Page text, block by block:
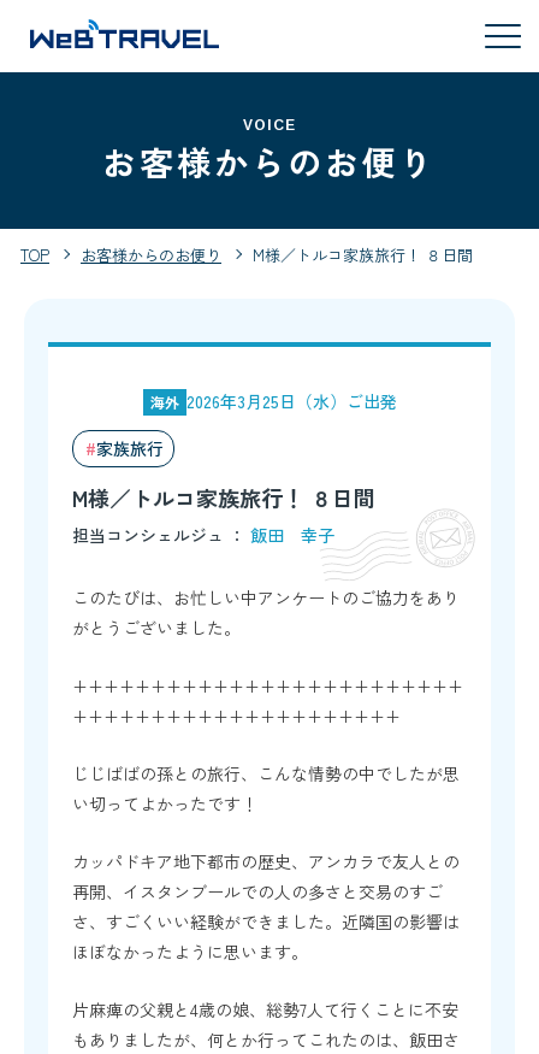
VOICE
お客様からのお便り
TOP お客様からのお便り M様／トルコ家族旅行！ ８日間
海外 2026年3月25日（水）ご出発
家族旅行
M様／トルコ家族旅行！ ８日間
担当コンシェルジュ ： 飯田 幸子
このたびは、お忙しい中アンケートのご協力をあり
がとうございました。
+++++++++++++++++++++++++
+++++++++++++++++++++
じじばばの孫との旅行、こんな情勢の中でしたが思
い切ってよかったです！
カッパドキア地下都市の歴史、アンカラで友人との
再開、イスタンブールでの人の多さと交易のすご
さ、すごくいい経験ができました。近隣国の影響は
ほぼなかったように思います。
片麻痺の父親と4歳の娘、総勢7人て行くことに不安
もありましたが、何とか行ってこれたのは、飯田さ